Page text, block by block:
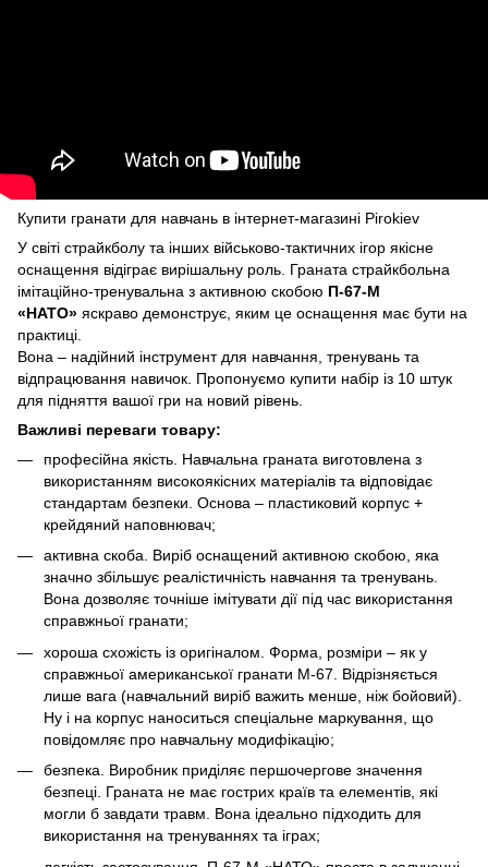
Купити гранати для навчань в інтернет-магазині Pirokiev
У світі страйкболу та інших військово-тактичних ігор якісне
оснащення відіграє вирішальну роль. Граната страйкбольна
імітаційно-тренувальна з активною скобою П-67-М
«НАТО» яскраво демонструє, яким це оснащення має бути на
практиці.
Вона – надійний інструмент для навчання, тренувань та
відпрацювання навичок. Пропонуємо купити набір із 10 штук
для підняття вашої гри на новий рівень.
Важливі переваги товару:
професійна якість. Навчальна граната виготовлена з
використанням високоякісних матеріалів та відповідає
стандартам безпеки. Основа – пластиковий корпус +
крейдяний наповнювач;
активна скоба. Виріб оснащений активною скобою, яка
значно збільшує реалістичність навчання та тренувань.
Вона дозволяє точніше імітувати дії під час використання
справжньої гранати;
хороша схожість із оригіналом. Форма, розміри – як у
справжньої американської гранати М-67. Відрізняється
лише вага (навчальний виріб важить менше, ніж бойовий).
Ну і на корпус наноситься спеціальне маркування, що
повідомляє про навчальну модифікацію;
безпека. Виробник приділяє першочергове значення
безпеці. Граната не має гострих країв та елементів, які
могли б завдати травм. Вона ідеально підходить для
використання на тренуваннях та іграх;